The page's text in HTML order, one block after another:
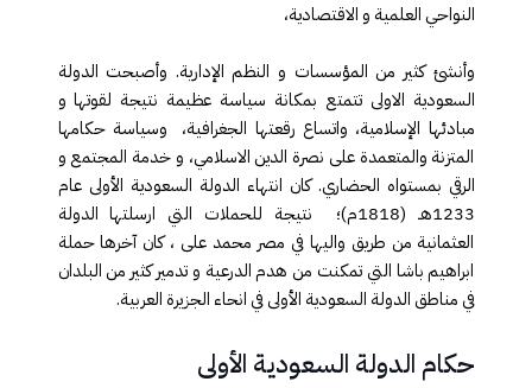
النواحي العلمية و الاقتصادية،
وأنشئ كثير من المؤسسات و النظم الإدارية. وأصبحت الدولة
السعودية الاولى تتمتع بمكانة سياسة عظيمة نتيجة لقوتها و
مبادئها الإسلامية، واتساع رقعتها الجغرافية، وسياسة حكامها
المتزنة والمتعمدة على نصرة الدين الاسلامي، و خدمة المجتمع و
الرقي بمستواه الحضاري. كان انتهاء الدولة السعودية الأولى عام
1233هـ (1818م)؛ نتيجة للحملات التي ارسلتها الدولة
العثمانية من طريق واليها في مصر محمد على ، كان آخرها حملة
ابراهيم باشا التي تمكنت من هدم الدرعية و تدمير كثير من البلدان
في مناطق الدولة السعودية الأولى في انحاء الجزيرة العربية.
حكام الدولة السعودية الأولى